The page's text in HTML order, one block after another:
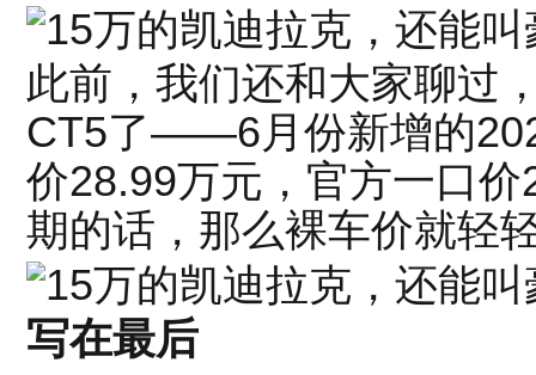
此前，我们还和大家聊过
CT5了——6月份新增的
价28.99万元，官方一口
期的话，那么裸车价就轻
写在最后